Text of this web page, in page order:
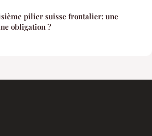
pilier suisse frontalier: une
obligation ?